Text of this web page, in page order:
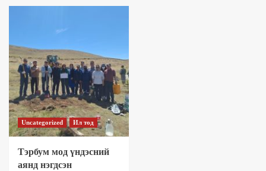
Uncategorized Ил тод
Тэрбум мод үндэсний
аянд нэгдсэн